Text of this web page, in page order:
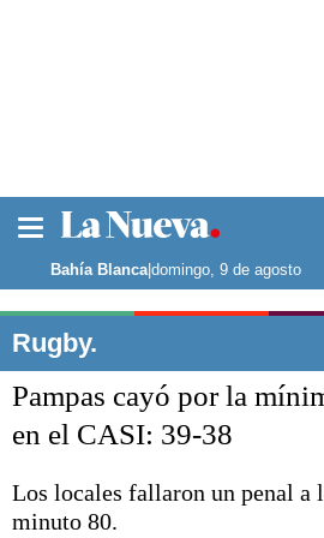
Noticias
La ciudad
Punta
El mundo
Deportes
Bahía Blanca|domingo, 9 de agosto
Rugby.
Pampas cayó por la
en el CASI: 39-38
Los locales fallaron un penal a
minuto 80.